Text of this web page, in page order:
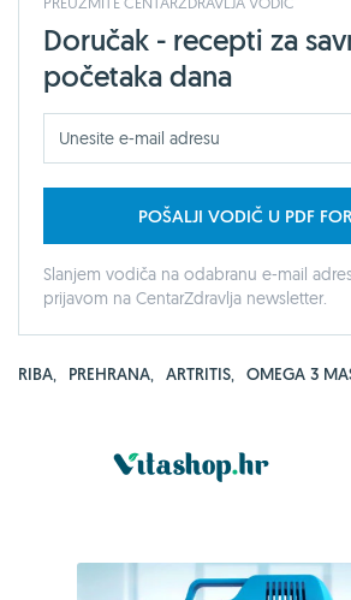
Doručak - recepti za
početaka dana
POŠALJI VODIČ U PDF
Slanjem vodiča na odabranu e-mail
prijavom na CentarZdravlja newsletter.
RIBA, PREHRANA, ARTRITIS, OMEGA 3